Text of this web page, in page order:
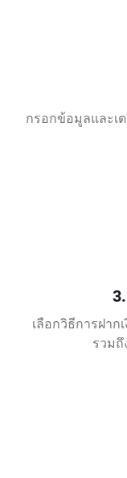
กรอกข้อมูลและเ
เลือกวิธีการฝา
รวมถึ